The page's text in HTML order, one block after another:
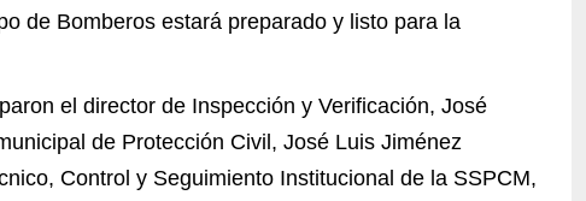
de Bomberos estará preparado y listo para la
el director de Inspección y Verificación, José
de Protección Civil, José Luis Jiménez
Control y Seguimiento Institucional de la SSPCM,